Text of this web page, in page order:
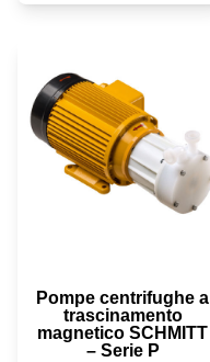
Pompe centrifughe a
trascinamento
magnetico SCHMITT
– Serie P